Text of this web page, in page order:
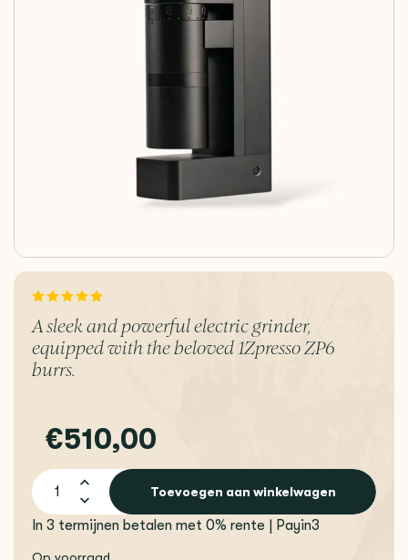
A sleek and powerful electric grinder,
equipped with the beloved 1Zpresso ZP6
burrs.
€510,00
Toevoegen aan winkelwagen
In 3 termijnen betalen met 0% rente | Payin3